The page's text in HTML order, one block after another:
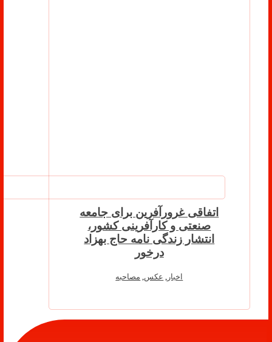
اتفاقی غرورآفرین برای جامعه
صنعتی و کارآفرینی کشور،
انتشار زندگی نامه حاج بهزاد
درخور
اخبار عکس مصاحبه